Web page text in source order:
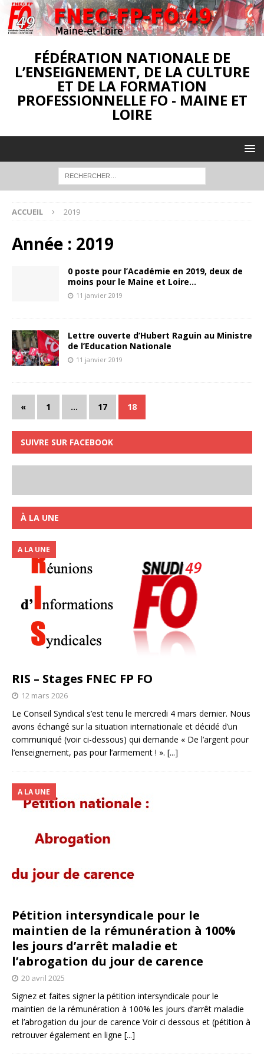
FÉDÉRATION NATIONALE DE
L’ENSEIGNEMENT, DE LA CULTURE
ET DE LA FORMATION
PROFESSIONNELLE FO - MAINE ET
LOIRE
ACCUEIL 2019
Année : 2019
0 poste pour l’Académie en 2019, deux de
moins pour le Maine et Loire…
11 janvier 2019
Lettre ouverte d’Hubert Raguin au Ministre
de l’Education Nationale
11 janvier 2019
« 1 … 17 18
SUIVRE SUR FACEBOOK
À LA UNE
RIS – Stages FNEC FP FO
A LA UNE
12 mars 2026
Le Conseil Syndical s’est tenu le mercredi 4 mars dernier. Nous
avons échangé sur la situation internationale et décidé d’un
communiqué (voir ci-dessous) qui demande « De l’argent pour
l’enseignement, pas pour l’armement ! ». [...]
Pétition intersyndicale pour le
maintien de la rémunération à 100%
les jours d’arrêt maladie et
l’abrogation du jour de carence
A LA UNE
20 avril 2025
Signez et faites signer la pétition intersyndicale pour le
maintien de la rémunération à 100% les jours d’arrêt maladie
et l’abrogation du jour de carence Voir ci dessous et (pétition à
retrouver également en ligne [...]